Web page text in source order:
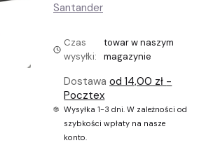
Czas
wysyłki:
towar w naszym
magazynie
Dostawaod 14,00 zł -
Pocztex
Wysyłka 1-3 dni. W zależności od
szybkości wpłaty na nasze
konto.